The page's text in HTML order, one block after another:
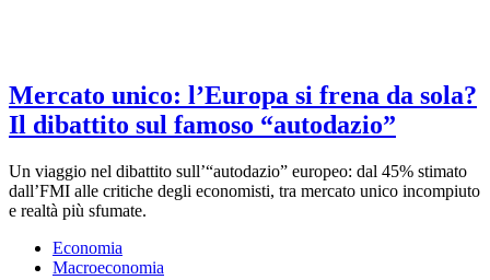
Mercato unico: l’Europa si frena da sola?
Il dibattito sul famoso “autodazio”
Un viaggio nel dibattito sull’“autodazio” europeo: dal 45% stimato
dall’FMI alle critiche degli economisti, tra mercato unico incompiuto
e realtà più sfumate.
Economia
Macroeconomia